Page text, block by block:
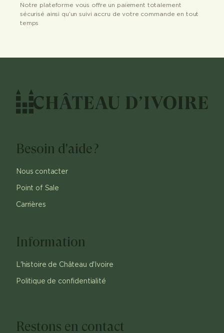
Notre plateforme vous offre un paiement totalement
sécurisé ainsi qu’un suivi accru de votre commande en tout
temps
Besoin d'aide?
Nous contacter
Point of Sale
Carrières
Information
L'histoire de Château d'Ivoire
Politique de confidentialité
Restons en contact